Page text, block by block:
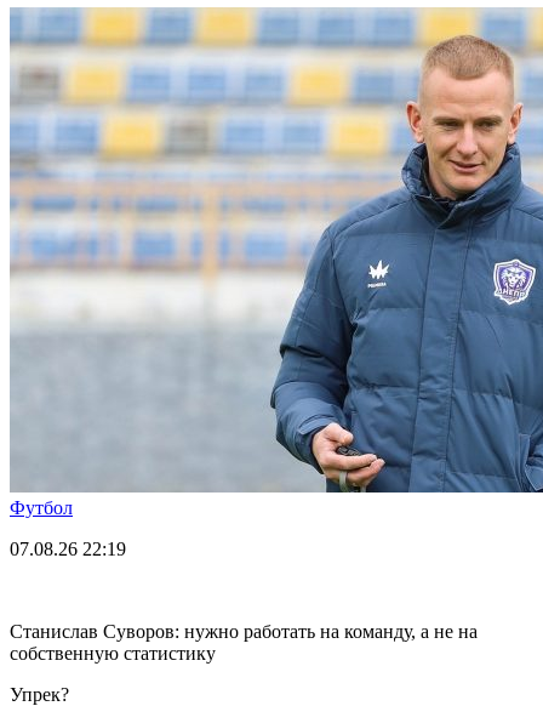
Футбол
07.08.26 22:19
Станислав Суворов: нужно работать на команду, а не на
собственную статистику
Упрек?